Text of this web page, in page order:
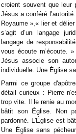
croient souvent que leur
Jésus a conféré
Royaume »,« lier et
s’agit d’un langage
langage de
vous écoute m’écoute.
Jésus associe son
individuelle. Une Église
Parmi ce groupe
détail curieux : Pierre
trop vite. Il le renie au
bâtit son Église. Non
pardonné. L'Église est
Une Église sans